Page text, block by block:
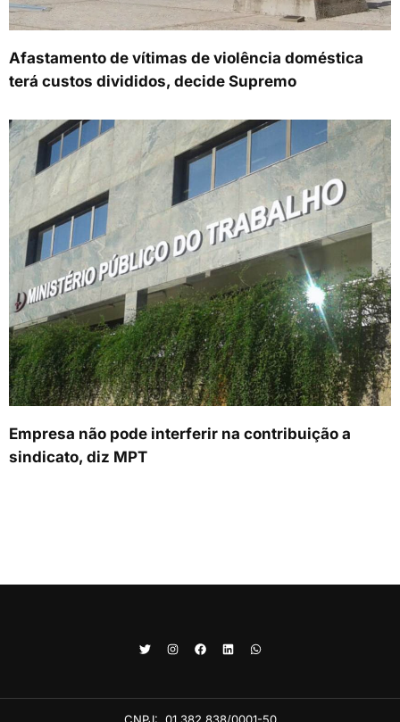
Afastamento de vítimas de violência doméstica
terá custos divididos, decide Supremo
Empresa não pode interferir na contribuição a
sindicato, diz MPT